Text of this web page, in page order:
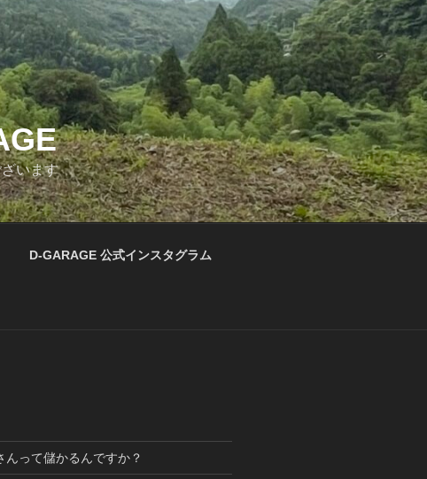
います
D-GARAGE 公式インスタグラム
んって儲かるんですか？